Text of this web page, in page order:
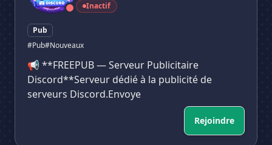
Inactif
Pub
#Pub#Nouveaux
📢 **FREEPUB — Serveur Publicitaire
Discord**Serveur dédié à la publicité de
serveurs Discord.Envoye
Rejoindre